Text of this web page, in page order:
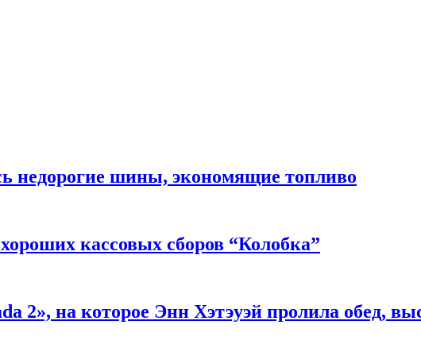
недорогие шины, экономящие топливо
кассовых сборов “Колобка”
2», на которое Энн Хэтэуэй пролила обед,